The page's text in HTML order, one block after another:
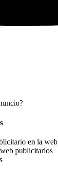
en la web
publicitarios